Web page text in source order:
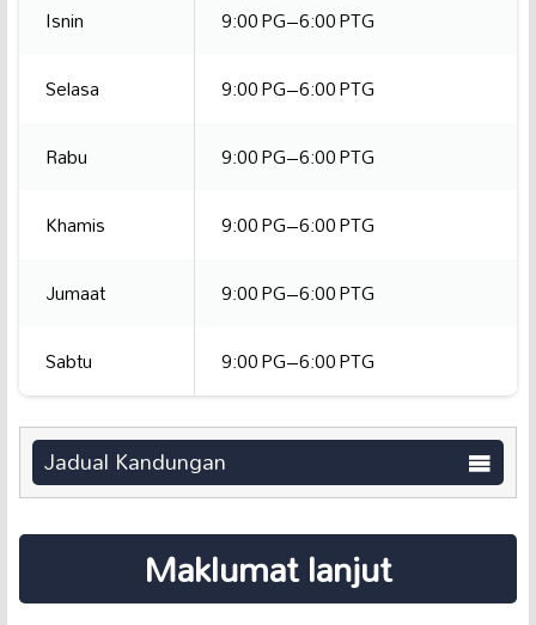
Isnin
9:00 PG–6:00 PTG
Selasa
9:00 PG–6:00 PTG
Rabu
9:00 PG–6:00 PTG
Khamis
9:00 PG–6:00 PTG
Jumaat
9:00 PG–6:00 PTG
Sabtu
9:00 PG–6:00 PTG
Jadual Kandungan
Maklumat lanjut